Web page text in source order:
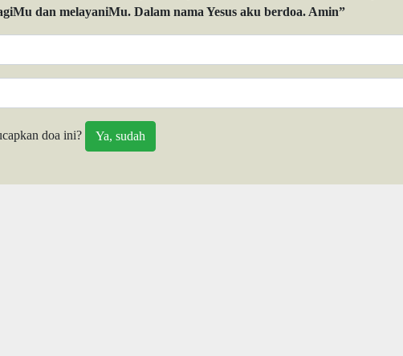
dan melayaniMu. Dalam nama Yesus aku berdoa. Amin”
doa ini?